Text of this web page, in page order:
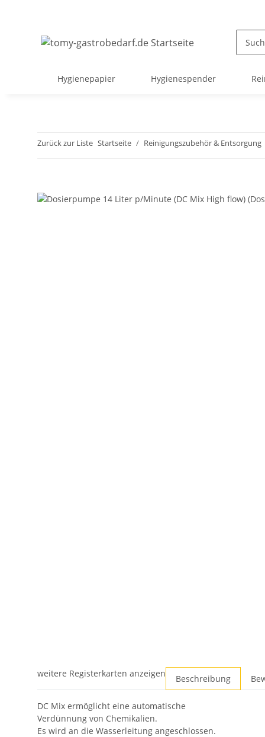
Hygienepapier Hygienespender
Zurück zur Liste Startseite Reinigungszubehör & Entsorgung
weitere Registerkarten anzeigen Beschreibung
DC Mix ermöglicht eine automatische
Verdünnung von Chemikalien.
Es wird an die Wasserleitung angeschlossen.